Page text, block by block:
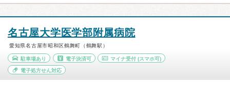
名古屋大学医学部附属病院
愛知県名古屋市昭和区鶴舞町（鶴舞駅）
駐車場あり 電子決済可 マイナ受付 (スマホ可)
電子処方せん対応